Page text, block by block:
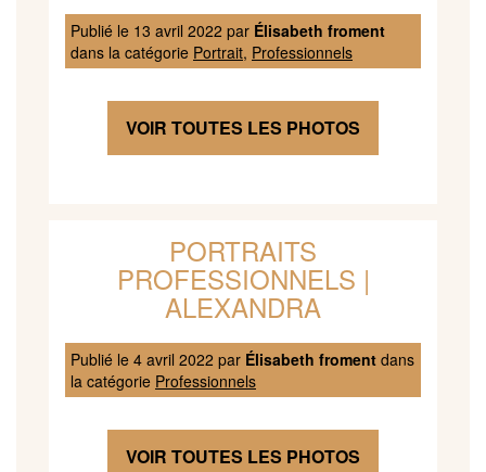
Publié le 13 avril 2022 par Élisabeth froment
dans la catégorie Portrait, Professionnels
VOIR TOUTES LES PHOTOS
PORTRAITS
PROFESSIONNELS |
ALEXANDRA
Publié le 4 avril 2022 par Élisabeth froment dans
la catégorie Professionnels
VOIR TOUTES LES PHOTOS